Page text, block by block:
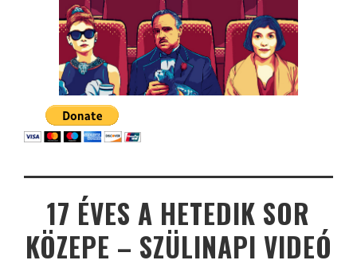
17 ÉVES A HETEDIK SOR
KÖZEPE – SZÜLINAPI VIDEÓ